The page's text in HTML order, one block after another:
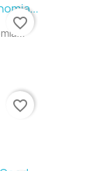
favorite_border
favorite_border